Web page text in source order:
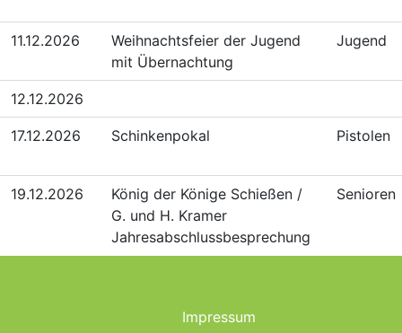
11.12.2026
Weihnachtsfeier der Jugend
mit Übernachtung
Jugend
12.12.2026
17.12.2026 Schinkenpokal Pistolen
19.12.2026
König der Könige Schießen /
G. und H. Kramer
Jahresabschlussbesprechung
Senioren
Impressum